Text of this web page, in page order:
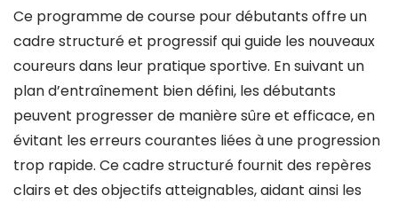
Ce programme de course pour débutants offre un
cadre structuré et progressif qui guide les nouveaux
coureurs dans leur pratique sportive. En suivant un
plan d’entraînement bien défini, les débutants
peuvent progresser de manière sûre et efficace, en
évitant les erreurs courantes liées à une progression
trop rapide. Ce cadre structuré fournit des repères
clairs et des objectifs atteignables, aidant ainsi les